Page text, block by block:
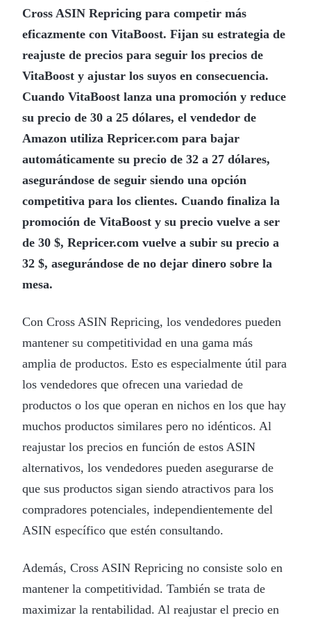
Cross ASIN Repricing para competir más
eficazmente con VitaBoost. Fijan su estrategia de
reajuste de precios para seguir los precios de
VitaBoost y ajustar los suyos en consecuencia.
Cuando VitaBoost lanza una promoción y reduce
su precio de 30 a 25 dólares, el vendedor de
Amazon utiliza Repricer.com para bajar
automáticamente su precio de 32 a 27 dólares,
asegurándose de seguir siendo una opción
competitiva para los clientes. Cuando finaliza la
promoción de VitaBoost y su precio vuelve a ser
de 30 $, Repricer.com vuelve a subir su precio a
32 $, asegurándose de no dejar dinero sobre la
mesa.
Con Cross ASIN Repricing, los vendedores pueden
mantener su competitividad en una gama más
amplia de productos. Esto es especialmente útil para
los vendedores que ofrecen una variedad de
productos o los que operan en nichos en los que hay
muchos productos similares pero no idénticos. Al
reajustar los precios en función de estos ASIN
alternativos, los vendedores pueden asegurarse de
que sus productos sigan siendo atractivos para los
compradores potenciales, independientemente del
ASIN específico que estén consultando.
Además, Cross ASIN Repricing no consiste solo en
mantener la competitividad. También se trata de
maximizar la rentabilidad. Al reajustar el precio en